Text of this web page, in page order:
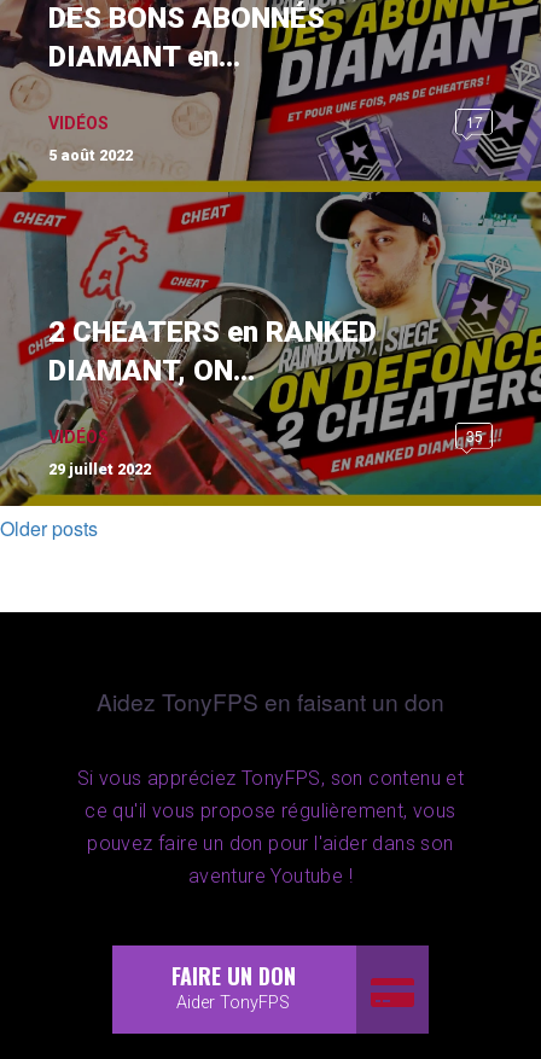
DES BONS ABONNÉS
DIAMANT en...
VIDÉOS 17
5 août 2022
2 CHEATERS en RANKED
DIAMANT, ON...
VIDÉOS 35
29 juillet 2022
Older posts
Aidez TonyFPS en faisant un don
Si vous appréciez TonyFPS, son contenu et
ce qu'il vous propose régulièrement, vous
pouvez faire un don pour l'aider dans son
aventure Youtube !
FAIRE UN DON
Aider TonyFPS